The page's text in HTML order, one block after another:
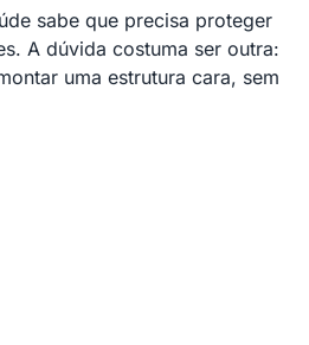
sabe que precisa proteger
A dúvida costuma ser outra:
uma estrutura cara, sem